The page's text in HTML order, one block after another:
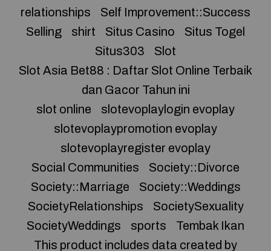
relationships
Self Improvement::Success
Selling
shirt Situs Casino
Situs Togel
Situs303
Slot
Slot Asia Bet88 : Daftar Slot Online Terbaik
dan Gacor Tahun ini
slot online
slotevoplaylogin evoplay
slotevoplaypromotion evoplay
slotevoplayregister evoplay
Social Communities
Society::Divorce
Society::Marriage
Society::Weddings
SocietyRelationships
SocietySexuality
SocietyWeddings
sports
Tembak Ikan
This product includes data created by